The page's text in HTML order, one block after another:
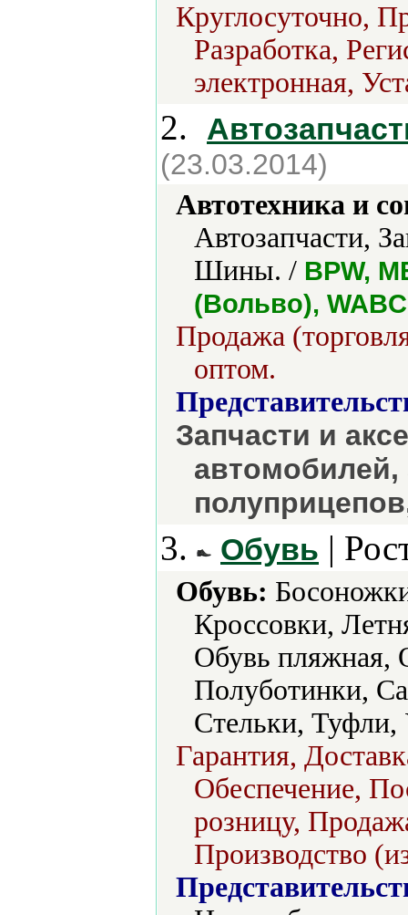
Круглосуточно,
Разработка,
электронная,
2.
(23.03.2014)
Автотехника и
Автозапчасти,
Шины. / BPW,
(Вольво),
Продажа
оптом.
Запчасти и
автомобилей,
3. Обувь |
Обувь:
Кроссовки,
Обувь пляжная,
Полуботинки,
Стельки, Туфли,
Гарантия,
Обеспечение,
розницу,
Производство